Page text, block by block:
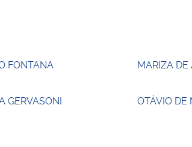
FONTANA MARIZA
GERVASONI OTÁVIO DE